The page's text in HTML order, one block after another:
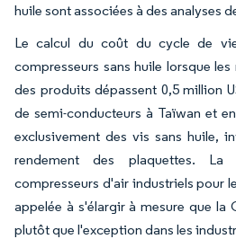
huile sont associées à des analyses
Le calcul du coût du cycle de
compresseurs sans huile lorsque
des produits dépassent 0,5 million
de semi-conducteurs à Taïwan et
exclusivement des vis sans huile,
rendement des plaquettes.
compresseurs d'air industriels pour
appelée à s'élargir à mesure que la
plutôt que l'exception dans les